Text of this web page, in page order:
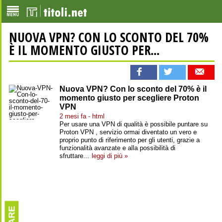
NUOVA VPN? CON LO SCONTO DEL 70%
È IL MOMENTO GIUSTO PER...
Nuova VPN? Con lo sconto del 70% è il
momento giusto per scegliere Proton
VPN
2 mesi fa - html
Per usare una VPN di qualità è possibile puntare su
Proton VPN , servizio ormai diventato un vero e
proprio punto di riferimento per gli utenti, grazie a
funzionalità avanzate e alla possibilità di
sfruttare... leggi di più »